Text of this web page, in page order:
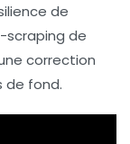
de
scraping de
correction
de fond.